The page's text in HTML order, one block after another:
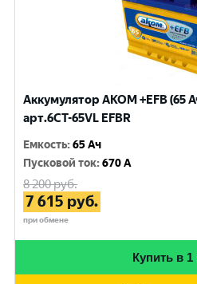
Аккумулятор AKOM +EFB (65
арт.6CT-65VL EFBR
Емкость:65 Ач
Пусковой ток:670 A
8 200руб.
7 615 руб.
при обмене
Купить в 1